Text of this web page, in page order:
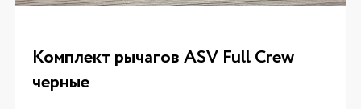
Комплект рычагов ASV Full Crew
черные